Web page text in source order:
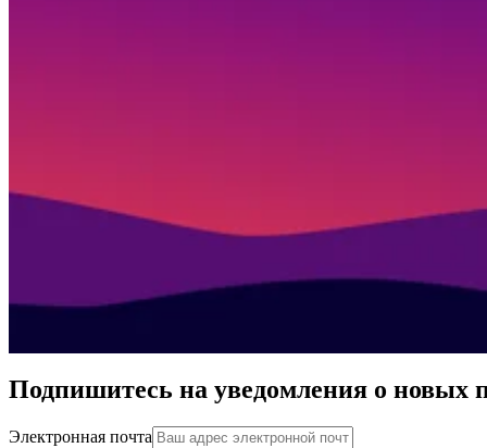
Подпишитесь на уведомления о новых
Электронная почта